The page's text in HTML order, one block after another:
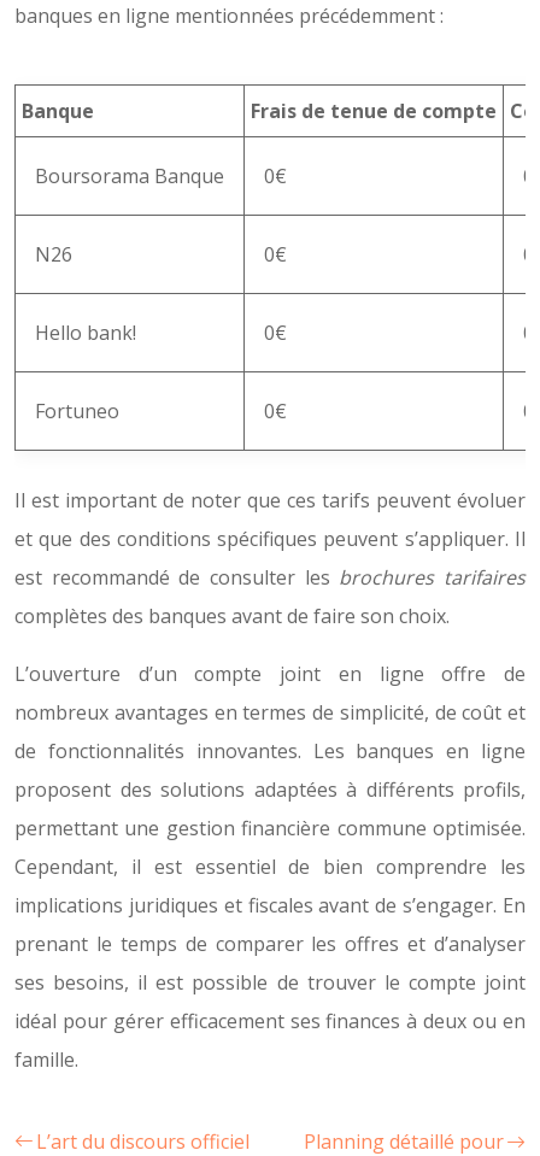
banques en ligne mentionnées précédemment :
Banque Frais de tenue de compte
Boursorama Banque 0€
N26 0€
Hello bank! 0€
Fortuneo 0€
Il est important de noter que ces tarifs peuvent évoluer
et que des conditions spécifiques peuvent s’appliquer. Il
est recommandé de consulter les brochures tarifaires
complètes des banques avant de faire son choix.
L’ouverture d’un compte joint en ligne offre de
nombreux avantages en termes de simplicité, de coût et
de fonctionnalités innovantes. Les banques en ligne
proposent des solutions adaptées à différents profils,
permettant une gestion financière commune optimisée.
Cependant, il est essentiel de bien comprendre les
implications juridiques et fiscales avant de s’engager. En
prenant le temps de comparer les offres et d’analyser
ses besoins, il est possible de trouver le compte joint
idéal pour gérer efficacement ses finances à deux ou en
famille.
L’art du discours officiel
Planning détaillé pour